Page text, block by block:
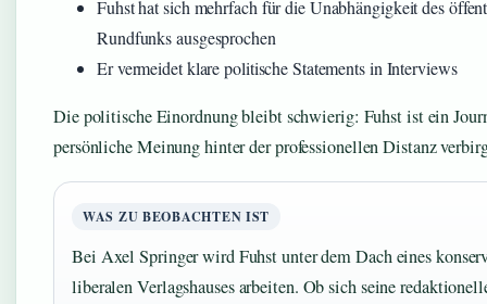
Fuhst hat sich mehrfach für die Unabhängigkeit des
Rundfunks ausgesprochen
Er vermeidet klare politische Statements in Interviews
Die politische Einordnung bleibt schwierig: Fuhst ist ein
persönliche Meinung hinter der professionellen Distanz
WAS ZU BEOBACHTEN IST
Bei Axel Springer wird Fuhst unter dem Dach eines
liberalen Verlagshauses arbeiten. Ob sich seine